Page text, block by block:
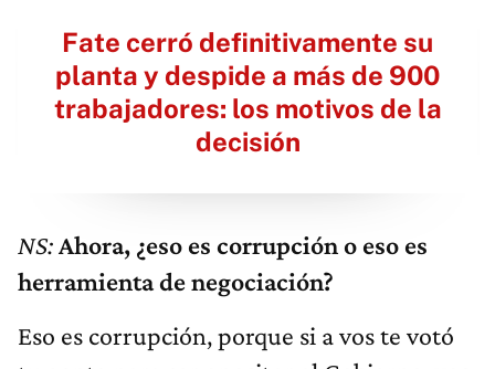
Fate cerró definitivamente su
planta y despide a más de 900
trabajadores: los motivos de la
decisión
NS:Ahora, ¿eso es corrupción o eso es
herramienta de negociación?
Eso es corrupción, porque si a vos te votó